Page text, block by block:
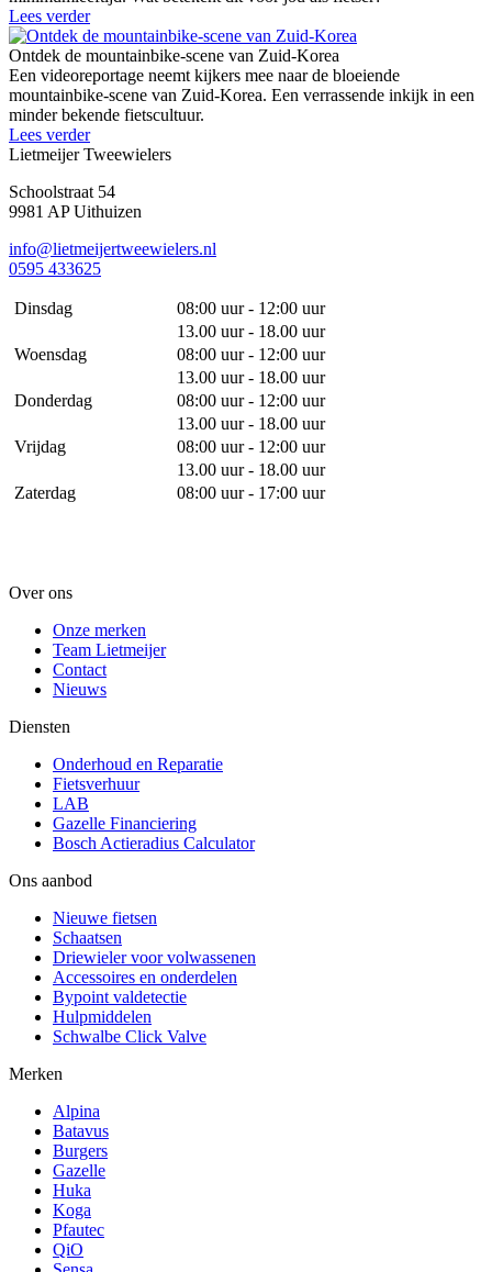
Lees verder
Ontdek de mountainbike-scene van Zuid-Korea
Een videoreportage neemt kijkers mee naar de bloeiende
mountainbike-scene van Zuid-Korea. Een verrassende inkijk in een
minder bekende fietscultuur.
Lees verder
Lietmeijer Tweewielers
Schoolstraat 54
9981 AP Uithuizen
info@lietmeijertweewielers.nl
0595 433625
Dinsdag
08:00 uur - 12:00 uur
13.00 uur - 18.00 uur
Woensdag
08:00 uur - 12:00 uur
13.00 uur - 18.00 uur
Donderdag
08:00 uur - 12:00 uur
13.00 uur - 18.00 uur
Vrijdag
08:00 uur - 12:00 uur
13.00 uur - 18.00 uur
Zaterdag
08:00 uur - 17:00 uur
Over ons
Onze merken
Team Lietmeijer
Contact
Nieuws
Diensten
Onderhoud en Reparatie
Fietsverhuur
LAB
Gazelle Financiering
Bosch Actieradius Calculator
Ons aanbod
Nieuwe fietsen
Schaatsen
Driewieler voor volwassenen
Accessoires en onderdelen
Bypoint valdetectie
Hulpmiddelen
Schwalbe Click Valve
Merken
Alpina
Batavus
Burgers
Gazelle
Huka
Koga
Pfautec
QiO